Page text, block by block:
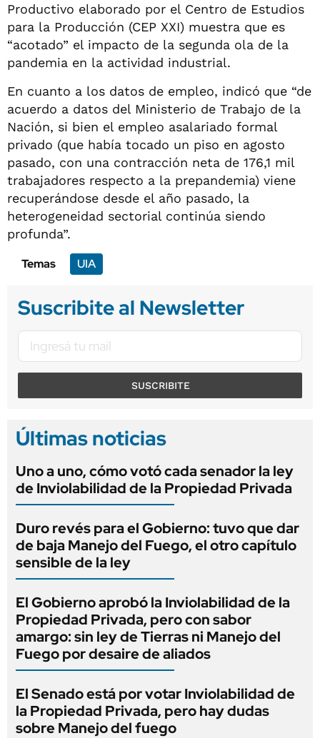
Productivo elaborado por el Centro de Estudios
para la Producción (CEP XXI) muestra que es
“acotado” el impacto de la segunda ola de la
pandemia en la actividad industrial.
En cuanto a los datos de empleo, indicó que “de
acuerdo a datos del Ministerio de Trabajo de la
Nación, si bien el empleo asalariado formal
privado (que había tocado un piso en agosto
pasado, con una contracción neta de 176,1 mil
trabajadores respecto a la prepandemia) viene
recuperándose desde el año pasado, la
heterogeneidad sectorial continúa siendo
profunda”.
Temas
UIA
Suscribite al Newsletter
SUSCRIBITE
Últimas noticias
Uno a uno, cómo votó cada senador la ley
de Inviolabilidad de la Propiedad Privada
Duro revés para el Gobierno: tuvo que dar
de baja Manejo del Fuego, el otro capítulo
sensible de la ley
El Gobierno aprobó la Inviolabilidad de la
Propiedad Privada, pero con sabor
amargo: sin ley de Tierras ni Manejo del
Fuego por desaire de aliados
El Senado está por votar Inviolabilidad de
la Propiedad Privada, pero hay dudas
sobre Manejo del fuego